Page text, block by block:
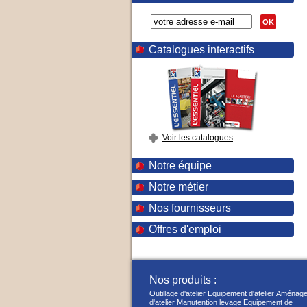
OK
Catalogues interactifs
Voir les catalogues
Notre équipe
Notre métier
Nos fournisseurs
Offres d'emploi
Nos produits :
Outillage d'atelier Equipement d'atelier
d'atelier Manutention levage Equipement de